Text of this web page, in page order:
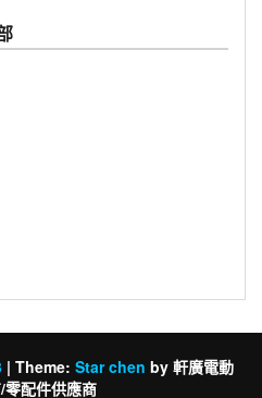
| Theme: Star chen by 軒廣電動
零配件供應商